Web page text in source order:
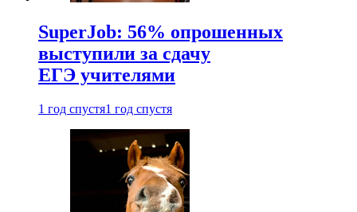
SuperJob: 56% опрошенных
выступили за сдачу
ЕГЭ учителями
1 год спустя1 год спустя